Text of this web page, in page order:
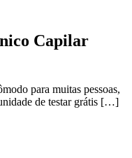
Capilar
para muitas pessoas,
de testar grátis […]